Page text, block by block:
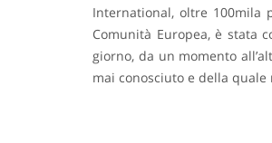
International, oltre 100mila
Comunità Europea, è stata
giorno, da un momento
mai conosciuto e della